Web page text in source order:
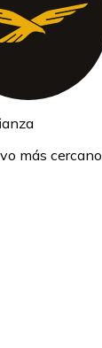
más cercano